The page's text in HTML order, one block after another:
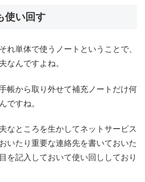
使い回す
れ単体で使うノートということで、
なんですよね。
帳から取り外せて補充ノートだけ何
ですね。
なところを生かしてネットサービス
いたり重要な連絡先を書いておいた
を記入しておいて使い回ししており